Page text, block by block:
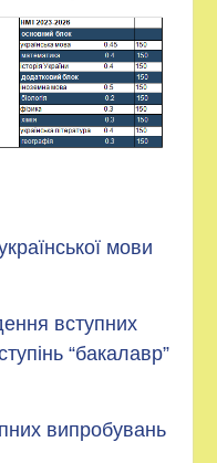
мови
вступних
“бакалавр”
випробувань